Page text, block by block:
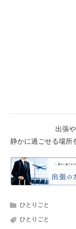
出張
静かに過ごせる場所
ひとりごと
ひとりごと